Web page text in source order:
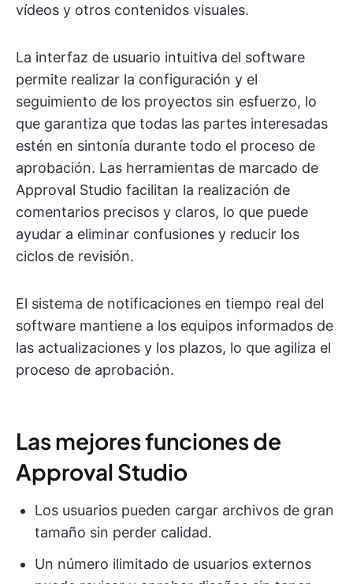
vídeos y otros contenidos visuales.
La interfaz de usuario intuitiva del software
permite realizar la configuración y el
seguimiento de los proyectos sin esfuerzo, lo
que garantiza que todas las partes interesadas
estén en sintonía durante todo el proceso de
aprobación. Las herramientas de marcado de
Approval Studio facilitan la realización de
comentarios precisos y claros, lo que puede
ayudar a eliminar confusiones y reducir los
ciclos de revisión.
El sistema de notificaciones en tiempo real del
software mantiene a los equipos informados de
las actualizaciones y los plazos, lo que agiliza el
proceso de aprobación.
Las mejores funciones de
Approval Studio
Los usuarios pueden cargar archivos de gran
tamaño sin perder calidad.
Un número ilimitado de usuarios externos